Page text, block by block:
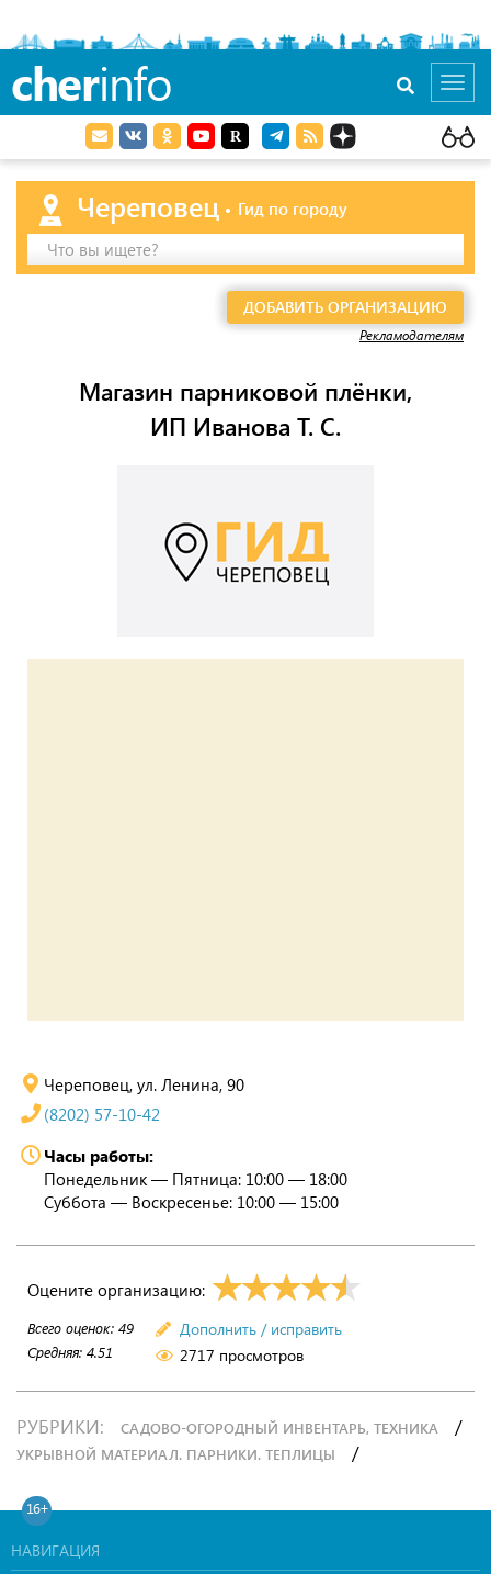
cherinfo
Череповец
Гид по городу
Что вы ищете?
ДОБАВИТЬ ОРГАНИЗАЦИЮ
Рекламодателям
Магазин парниковой плёнки,
ИП Иванова Т. С.
Череповец, ул. Ленина, 90
(8202) 57-10-42
Часы работы:
Понедельник — Пятница: 10:00 — 18:00
Суббота — Воскресенье: 10:00 — 15:00
Оцените организацию:
Всего оценок: 49
Средняя: 4.51
Дополнить / исправить
2717 просмотров
РУБРИКИ: САДОВО-ОГОРОДНЫЙ ИНВЕНТАРЬ, ТЕХНИКА /
УКРЫВНОЙ МАТЕРИАЛ. ПАРНИКИ. ТЕПЛИЦЫ /
16+
НАВИГАЦИЯ